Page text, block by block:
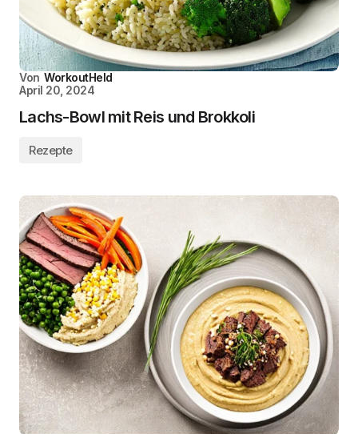
Von WorkoutHeld
April 20, 2024
Lachs-Bowl mit Reis und Brokkoli
Rezepte